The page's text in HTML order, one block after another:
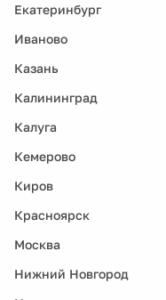
Екатеринбург
Иваново
Казань
Калининград
Калуга
Кемерово
Киров
Красноярск
Москва
Нижний Новгород